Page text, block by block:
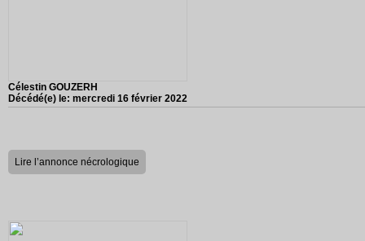
Célestin GOUZERH
Décédé(e) le: mercredi 16 février 2022
Lire l’annonce nécrologique